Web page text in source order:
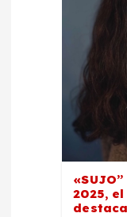
2025,